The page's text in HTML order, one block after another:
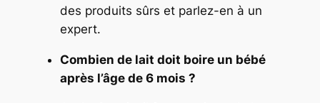
des produits sûrs et parlez-en à un
expert.
Combien de lait doit boire un bébé
après l’âge de 6 mois ?